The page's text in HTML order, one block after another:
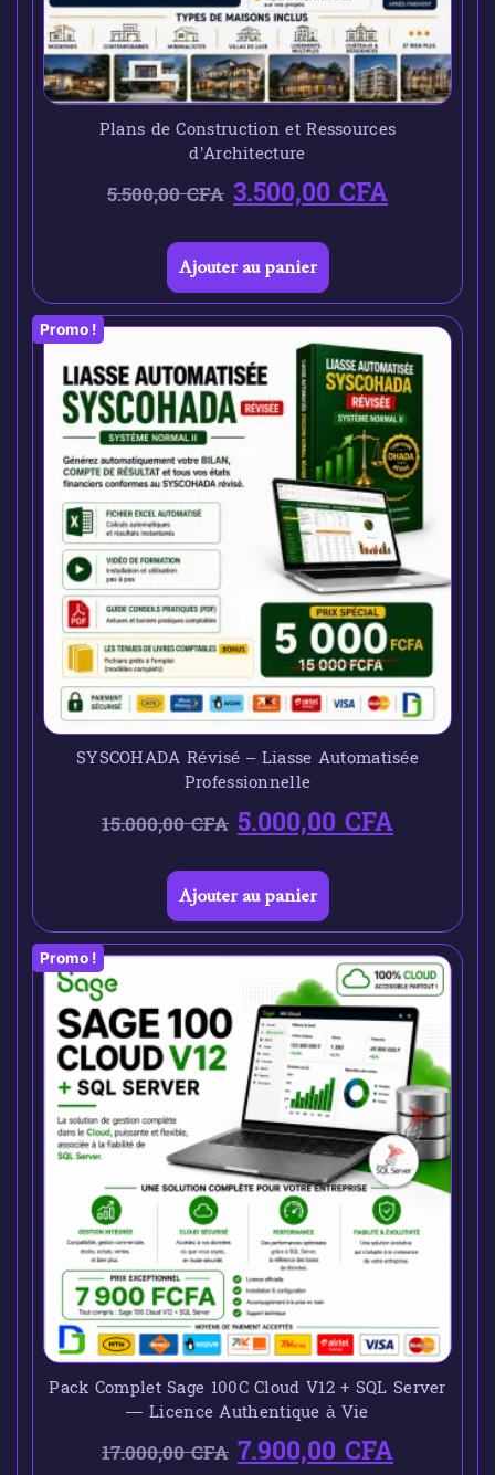
Plans de Construction et Ressources
d’Architecture
5.500,00CFA 3.500,00CFA
Ajouter au panier
Promo !
SYSCOHADA Révisé – Liasse Automatisée
Professionnelle
15.000,00CFA 5.000,00CFA
Ajouter au panier
Promo !
Pack Complet Sage 100C Cloud V12 + SQL Server
— Licence Authentique à Vie
17.000,00CFA 7.900,00CFA